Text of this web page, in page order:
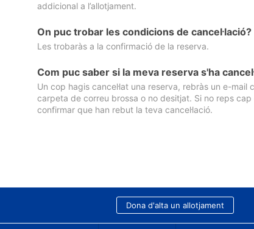
addicional a l’allotjament.
On puc trobar les condicions de cancel·lació?
Les trobaràs a la confirmació de la reserva.
Com puc saber si la meva reserva s'ha
Un cop hagis cancel·lat una reserva, rebràs un e-mail
carpeta de correu brossa o no desitjat. Si no reps
confirmar que han rebut la teva cancel·lació.
Dona d'alta un allotjament